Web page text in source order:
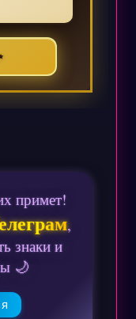
примет!
,
знаки и
🌙